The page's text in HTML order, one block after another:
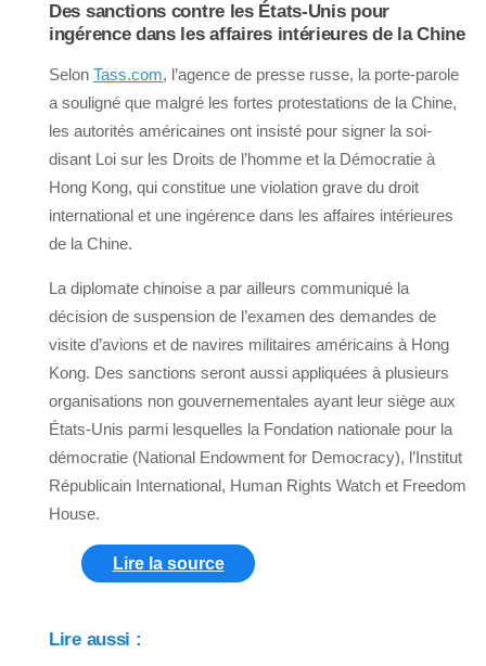
Des sanctions contre les États-Unis pour
ingérence dans les affaires intérieures de la Chine
Selon Tass.com, l’agence de presse russe, la porte-parole
a souligné que malgré les fortes protestations de la Chine,
les autorités américaines ont insisté pour signer la soi-
disant Loi sur les Droits de l’homme et la Démocratie à
Hong Kong, qui constitue une violation grave du droit
international et une ingérence dans les affaires intérieures
de la Chine.
La diplomate chinoise a par ailleurs communiqué la
décision de suspension de l’examen des demandes de
visite d’avions et de navires militaires américains à Hong
Kong. Des sanctions seront aussi appliquées à plusieurs
organisations non gouvernementales ayant leur siège aux
États-Unis parmi lesquelles la Fondation nationale pour la
démocratie (National Endowment for Democracy), l’Institut
Républicain International, Human Rights Watch et Freedom
House.
Lire la source
Lire aussi :